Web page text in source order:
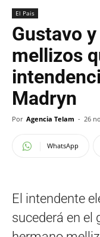
El Pais
Gustavo
mellizos
Madryn
Por Agencia Telam - 26
WhatsApp
El intendente
sucederá en el